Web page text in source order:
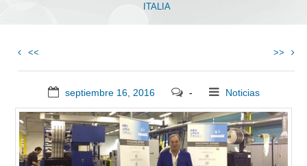
ITALIA
<< >>
septiembre 16, 2016 - Noticias